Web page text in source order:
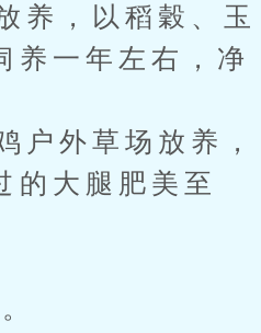
，以稻穀、玉
养一年左右，净
外草场放养，
的大腿肥美至